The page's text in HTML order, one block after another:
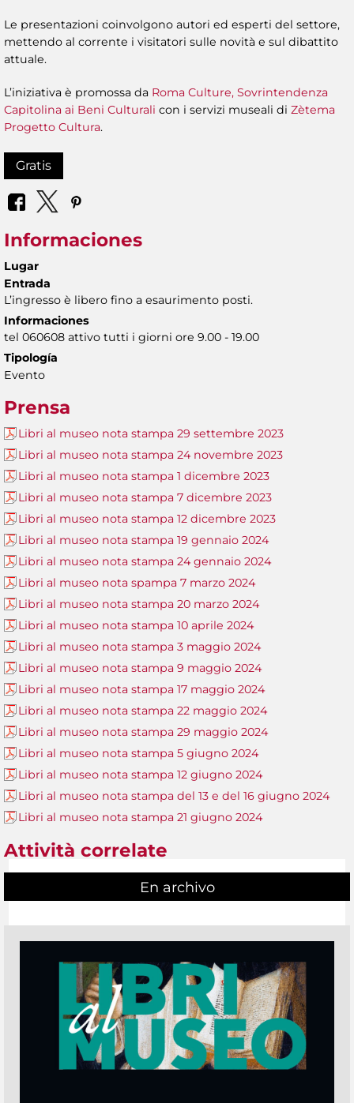
Le presentazioni coinvolgono autori ed esperti del settore,
mettendo al corrente i visitatori sulle novità e sul dibattito
attuale.
L’iniziativa è promossa da Roma Culture, Sovrintendenza
Capitolina ai Beni Culturali con i servizi museali di Zètema
Progetto Cultura.
Gratis
Informaciones
Lugar
Entrada
L’ingresso è libero fino a esaurimento posti.
Informaciones
tel 060608 attivo tutti i giorni ore 9.00 - 19.00
Tipología
Evento
Prensa
Libri al museo nota stampa 29 settembre 2023
Libri al museo nota stampa 24 novembre 2023
Libri al museo nota stampa 1 dicembre 2023
Libri al museo nota stampa 7 dicembre 2023
Libri al museo nota stampa 12 dicembre 2023
Libri al museo nota stampa 19 gennaio 2024
Libri al museo nota stampa 24 gennaio 2024
Libri al museo nota spampa 7 marzo 2024
Libri al museo nota stampa 20 marzo 2024
Libri al museo nota stampa 10 aprile 2024
Libri al museo nota stampa 3 maggio 2024
Libri al museo nota stampa 9 maggio 2024
Libri al museo nota stampa 17 maggio 2024
Libri al museo nota stampa 22 maggio 2024
Libri al museo nota stampa 29 maggio 2024
Libri al museo nota stampa 5 giugno 2024
Libri al museo nota stampa 12 giugno 2024
Libri al museo nota stampa del 13 e del 16 giugno 2024
Libri al museo nota stampa 21 giugno 2024
Attività correlate
En archivo